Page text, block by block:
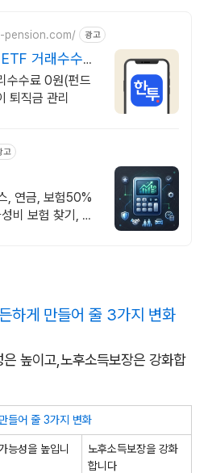
pension.com/ 광고
거래수수료
수수료 0원(펀드
퇴직금 관리
고
, 연금, 보험50%
비 보험 찾기, 보
하게 만들어 줄 3가지 변화
높이고,노후소득보장은 강화합
들어 줄 3가지 변화
능성을 높입니
노후소득보장을 강화
합니다